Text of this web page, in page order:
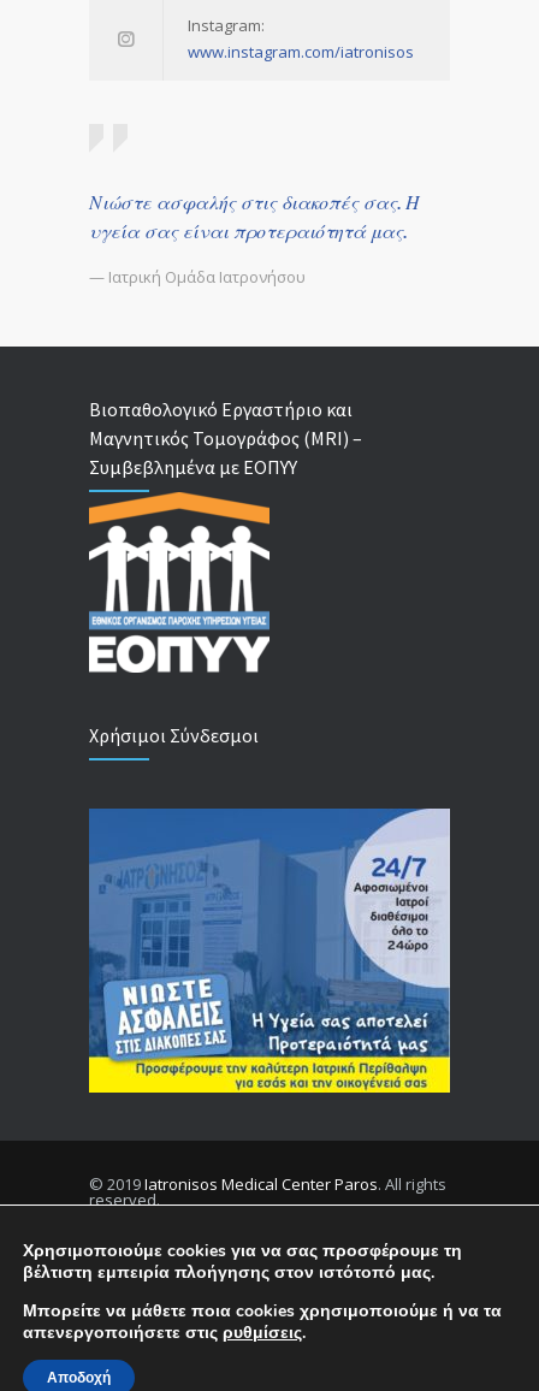
Instagram:
www.instagram.com/iatronisos
Νιώστε ασφαλής στις διακοπές σας. Η
υγεία σας είναι προτεραιότητά μας.
— Ιατρική Ομάδα Ιατρονήσου
Βιοπαθολογικό Εργαστήριο και
Μαγνητικός Τομογράφος (MRI) –
Συμβεβλημένα με ΕΟΠΥΥ
Χρήσιμοι Σύνδεσμοι
© 2019Iatronisos Medical Center Paros. All rights
reserved.
Privacy
Χρησιμοποιούμε cookies για να σας προσφέρουμε τη
βέλτιστη εμπειρία πλοήγησης στον ιστότοπό μας.
Μπορείτε να μάθετε ποια cookies χρησιμοποιούμε ή να τα
απενεργοποιήσετε στις ρυθμίσεις.
Αποδοχή